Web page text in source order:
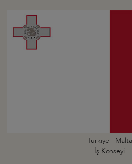
Türkiye - Malta
İş Konseyi